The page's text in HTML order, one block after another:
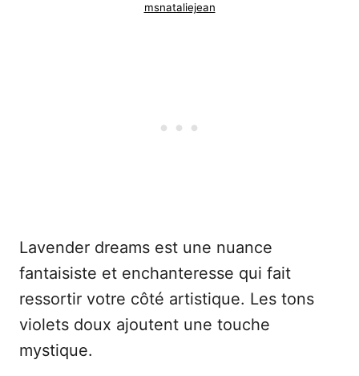
msnataliejean
Lavender dreams est une nuance
fantaisiste et enchanteresse qui fait
ressortir votre côté artistique. Les tons
violets doux ajoutent une touche
mystique.